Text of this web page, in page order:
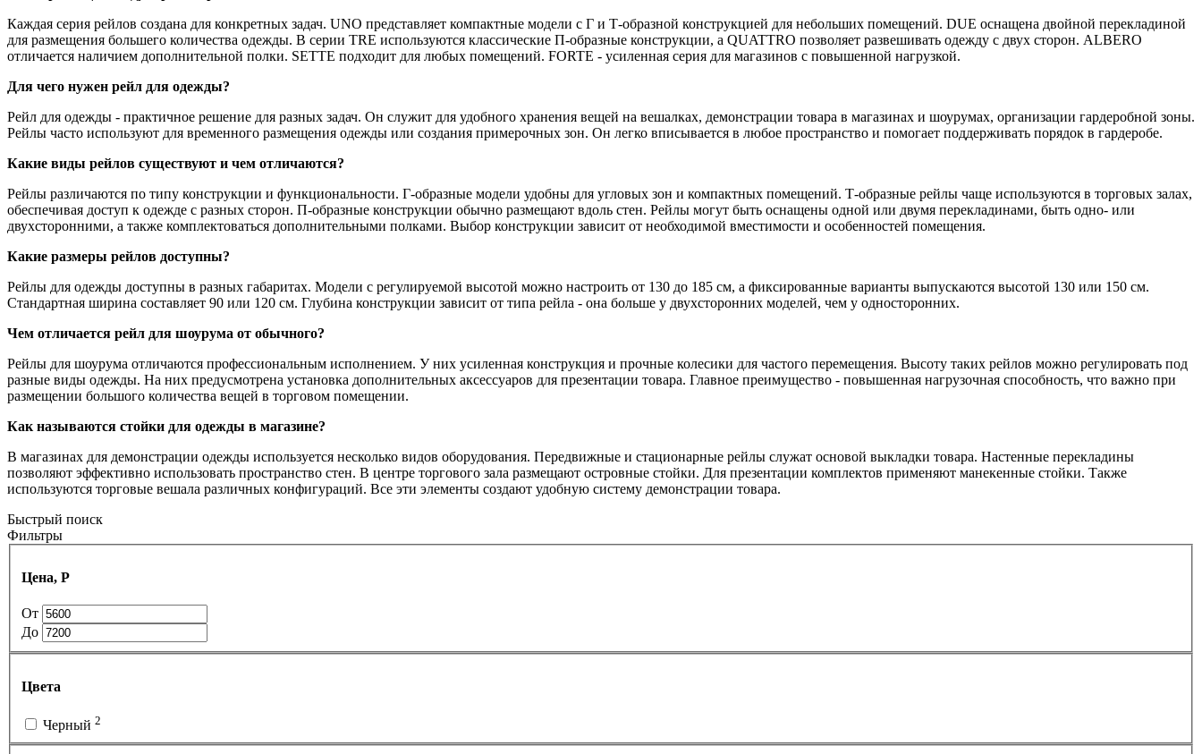
Каждая серия рейлов создана для конкретных задач. UNO представляет компактные модели с Г и Т-образной конструкцией для небольших помещений. DUE оснащена двойной перекладиной
для размещения большего количества одежды. В серии TRE используются классические П-образные конструкции, а QUATTRO позволяет развешивать одежду с двух сторон. ALBERO
отличается наличием дополнительной полки. SETTE подходит для любых помещений. FORTE - усиленная серия для магазинов с повышенной нагрузкой.
Для чего нужен рейл для одежды?
Рейл для одежды - практичное решение для разных задач. Он служит для удобного хранения вещей на вешалках, демонстрации товара в магазинах и шоурумах, организации гардеробной зоны.
Рейлы часто используют для временного размещения одежды или создания примерочных зон. Он легко вписывается в любое пространство и помогает поддерживать порядок в гардеробе.
Какие виды рейлов существуют и чем отличаются?
Рейлы различаются по типу конструкции и функциональности. Г-образные модели удобны для угловых зон и компактных помещений. Т-образные рейлы чаще используются в торговых залах,
обеспечивая доступ к одежде с разных сторон. П-образные конструкции обычно размещают вдоль стен. Рейлы могут быть оснащены одной или двумя перекладинами, быть одно- или
двухсторонними, а также комплектоваться дополнительными полками. Выбор конструкции зависит от необходимой вместимости и особенностей помещения.
Какие размеры рейлов доступны?
Рейлы для одежды доступны в разных габаритах. Модели с регулируемой высотой можно настроить от 130 до 185 см, а фиксированные варианты выпускаются высотой 130 или 150 см.
Стандартная ширина составляет 90 или 120 см. Глубина конструкции зависит от типа рейла - она больше у двухсторонних моделей, чем у односторонних.
Чем отличается рейл для шоурума от обычного?
Рейлы для шоурума отличаются профессиональным исполнением. У них усиленная конструкция и прочные колесики для частого перемещения. Высоту таких рейлов можно регулировать под
разные виды одежды. На них предусмотрена установка дополнительных аксессуаров для презентации товара. Главное преимущество - повышенная нагрузочная способность, что важно при
размещении большого количества вещей в торговом помещении.
Как называются стойки для одежды в магазине?
В магазинах для демонстрации одежды используется несколько видов оборудования. Передвижные и стационарные рейлы служат основой выкладки товара. Настенные перекладины
позволяют эффективно использовать пространство стен. В центре торгового зала размещают островные стойки. Для презентации комплектов применяют манекенные стойки. Также
используются торговые вешала различных конфигураций. Все эти элементы создают удобную систему демонстрации товара.
Быстрый поиск
Фильтры
Цена, Р
От
До
Цвета
Черный 2